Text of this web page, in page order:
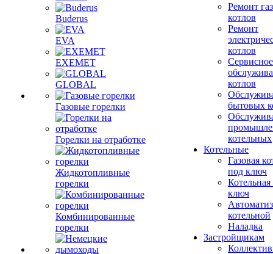
Buderus
EVA
EXEMET
GLOBAL
Газовые горелки
Горелки на отработке
Жидкотопливные
горелки
Комбинированные
горелки
Ремонт
котлов
Ремонт
котлов
Сервисное
котлов
бытовых
котельных
Котельные
Газовая
под ключ
ключ
котельной
Наладка
Застройщикам